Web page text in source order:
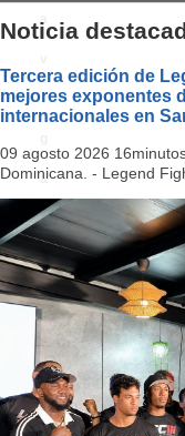
a
i
a
ti
o
n
Noticia
Tercera edición de
mejores exponentes
internacionales en
09 agosto 2026
Dominicana. - Legend